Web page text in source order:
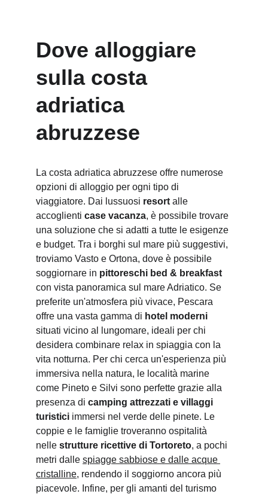
Dove alloggiare
sulla costa
adriatica
abruzzese
La costa adriatica abruzzese offre numerose
opzioni di alloggio per ogni tipo di
viaggiatore. Dai lussuosi resort alle
accoglienti case vacanza, è possibile trovare
una soluzione che si adatti a tutte le esigenze
e budget. Tra i borghi sul mare più suggestivi,
troviamo Vasto e Ortona, dove è possibile
soggiornare in pittoreschi bed & breakfast
con vista panoramica sul mare Adriatico. Se
preferite un'atmosfera più vivace, Pescara
offre una vasta gamma di hotel moderni
situati vicino al lungomare, ideali per chi
desidera combinare relax in spiaggia con la
vita notturna. Per chi cerca un'esperienza più
immersiva nella natura, le località marine
come Pineto e Silvi sono perfette grazie alla
presenza di camping attrezzati e villaggi
turistici immersi nel verde delle pinete. Le
coppie e le famiglie troveranno ospitalità
nelle strutture ricettive di Tortoreto, a pochi
metri dalle spiagge sabbiose e dalle acque
cristalline, rendendo il soggiorno ancora più
piacevole. Infine, per gli amanti del turismo